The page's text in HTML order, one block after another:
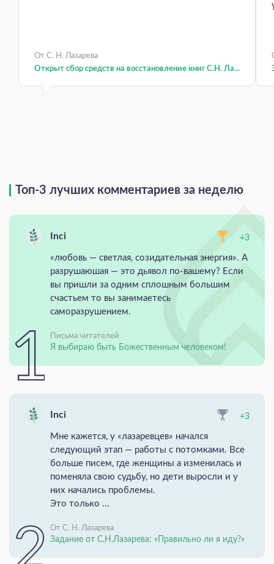
От С. Н. Лазарева
Открыт сбор средств на восстановление книг С.Н. Ла...
Топ-3 лучших комментариев за неделю
Inci +3
«любовь — светлая, созидательная энергия». А
разрушаюшая — это дьявол по-вашему? Если
вы пришли за одним сплошным большим
счастьем то вы занимаетесь
саморазрушением.
Письма читателей
Я выбираю быть Божественным человеком!
Inci +3
Мне кажется, у «лазаревцев» начался
следующий этап — работы с потомками. Все
больше писем, где женщины а изменилась и
поменяла свою судьбу, но дети выросли и у
них начались проблемы.
Это только ...
От С. Н. Лазарева
Задание от С.Н.Лазарева: «Правильно ли я иду?»